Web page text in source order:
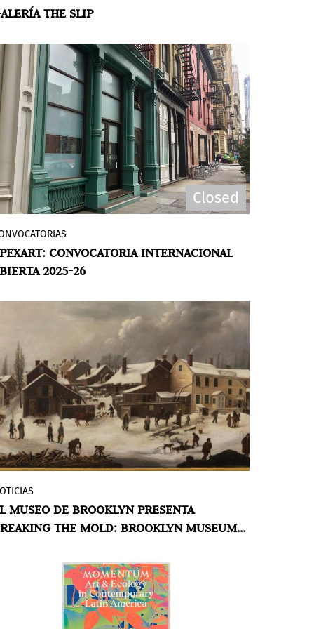
porThe Bureau of The Unknown Curator
Ivana Brenner, Rafael Bueno, Bibi
Calderaro, Beto De Volder, Dolores
Furtado, Julio Grinblatt, Nicolás Guagnini,
Claudia Kaatziza Cortínez, Syd
Krochmalny, Fabián Marcaccio, Sabrina
Merayo Núñez, Luciana Pinchiero, Liliana
Porter, Sofía Quirno, Analia Segal y Pedro
Wainer.
THE SLIP
apexart da la bienvenida a propuestas de
exposiciones grupales para su
Convocatoria Internacional Abierta 2025-
de marzo de 2025. Las cinco iniciativas
ganadoras recibirán un presupuesto de
exhibición de 10,000 USD y se convertirán
en “exposiciones apexart” en sus
respectivas ubicaciones alrededor del
mundo. Se invita a curadores, artistas,
escritores y personas creativas, sin
importar su nivel de experiencia o
ubicación, a enviar una propuesta en
línea.
Closed
CONVOCATORIA INTERNACIONAL
ABIERTA 2025-26
En exhibición desde el 28 de febrero de
2025 al 22 de febrero de 2026, esta amplia
exposición, presentada en tres partes,
Museo explorando la rica historia y
evolución de su colección.
MUSEO DE BROOKLYN PRESENTA
THE MOLD: BROOKLYN MUSEUM